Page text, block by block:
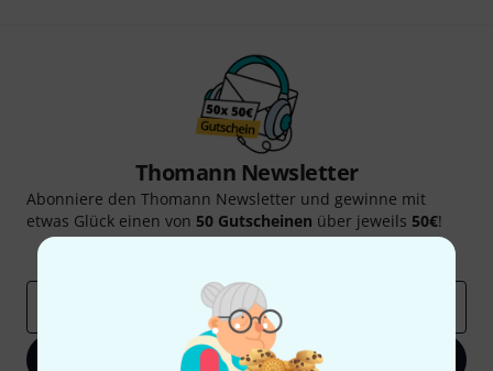
Thomann Newsletter
Abonniere den Thomann Newsletter und gewinne mit
etwas Glück einen von 50 Gutscheinen über jeweils 50€!
Thomann Insights
Jetzt anmelden